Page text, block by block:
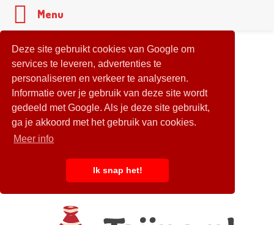
Deze site gebruikt cookies van Google om
services te leveren, advertenties te
personaliseren en verkeer te analyseren.
Informatie over je gebruik van deze site wordt
gedeeld met Google. Als je deze site gebruikt,
ga je akkoord met het gebruik van cookies.
Meer info
Ik snap het!
Menu